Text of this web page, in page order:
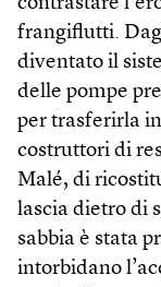
frangiflutti.
diventato il
delle pompe
per trasferirla
costruttori di
Malé, di
lascia dietro di
sabbia è stata
intorbidano